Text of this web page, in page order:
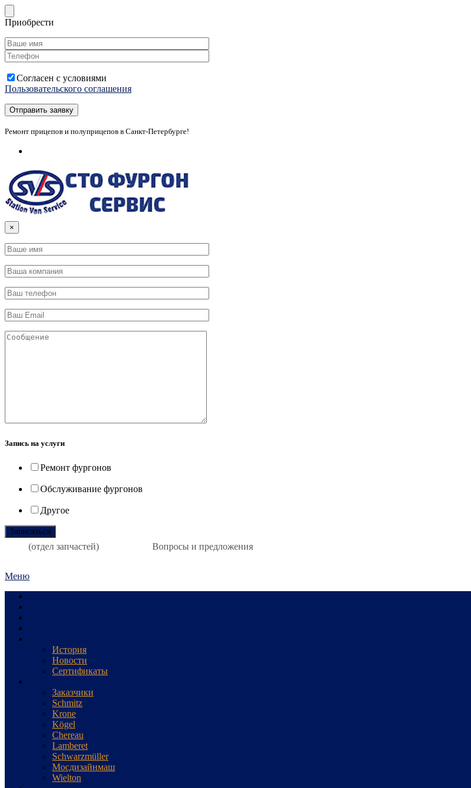
Приобрести
Согласен с условиями
Пользовательского соглашения
Ремонт прицепов и полуприцепов в Санкт-Петербурге!
×
Запись на услуги
Ремонт фургонов
Обслуживание фургонов
Другое
(отдел запчастей) Вопросы и предложения
Меню
История
Новости
Сертификаты
Заказчики
Schmitz
Krone
Kögel
Chereau
Lamberet
Schwarzmüller
Мосдизайнмаш
Wielton